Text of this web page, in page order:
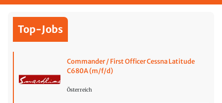
Top-Jobs
Commander / First Officer Cessna Latitude
C680A (m/f/d)
Österreich